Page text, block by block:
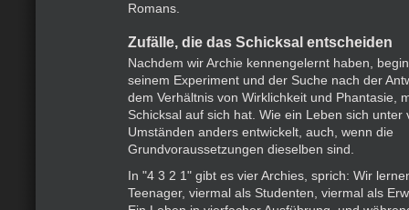
Romans.
Zufälle, die das Schicksal entscheiden
Nachdem wir Archie kennengelernt haben,
seinem Experiment und der Suche nach der
dem Verhältnis von Wirklichkeit und Phantasie,
Schicksal auf sich hat. Wie ein Leben sich unter
Umständen anders entwickelt, auch, wenn die
Grundvoraussetzungen dieselben sind.
In "4 3 2 1" gibt es vier Archies, sprich: Wir
Teenager, viermal als Studenten, viermal als